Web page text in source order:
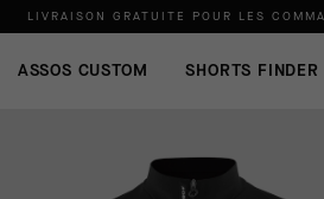
LIVRAISON GRATUITE POUR LES
ASSOS CUSTOM SHORTS FINDER